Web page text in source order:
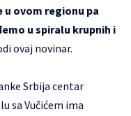
ovom regionu pa
u spiralu krupnih i
ovaj novinar.
Srbija centar
sa Vučićem ima